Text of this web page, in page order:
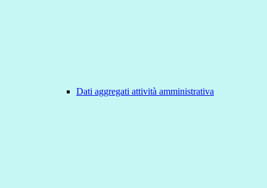
Dati aggregati attività amministrativa